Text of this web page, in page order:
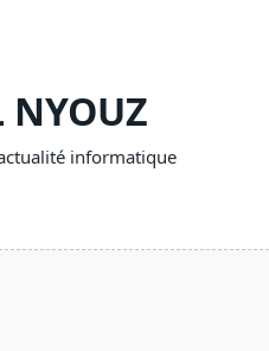
NYOUZ
informatique